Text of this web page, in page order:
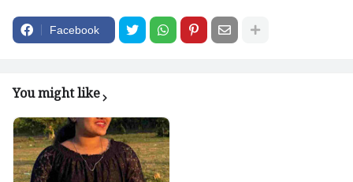
Facebook
You might like